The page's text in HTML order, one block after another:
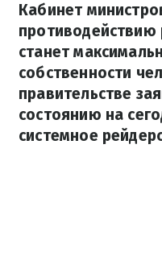
Кабинет
противодействию
станет
собственности
правительстве
состоянию на
системное